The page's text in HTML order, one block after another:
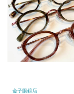
金子眼鏡店